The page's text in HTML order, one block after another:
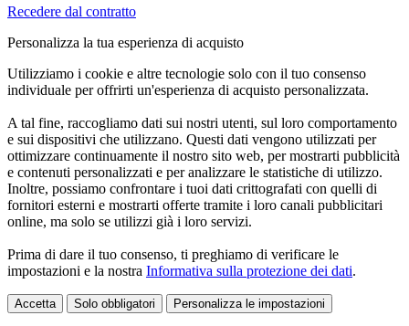
Recedere dal contratto
Personalizza la tua esperienza di acquisto
Utilizziamo i cookie e altre tecnologie solo con il tuo consenso
individuale per offrirti un'esperienza di acquisto personalizzata.
A tal fine, raccogliamo dati sui nostri utenti, sul loro comportamento
e sui dispositivi che utilizzano. Questi dati vengono utilizzati per
ottimizzare continuamente il nostro sito web, per mostrarti pubblicità
e contenuti personalizzati e per analizzare le statistiche di utilizzo.
Inoltre, possiamo confrontare i tuoi dati crittografati con quelli di
fornitori esterni e mostrarti offerte tramite i loro canali pubblicitari
online, ma solo se utilizzi già i loro servizi.
Prima di dare il tuo consenso, ti preghiamo di verificare le
impostazioni e la nostra Informativa sulla protezione dei dati.
Accetta Solo obbligatori Personalizza le impostazioni